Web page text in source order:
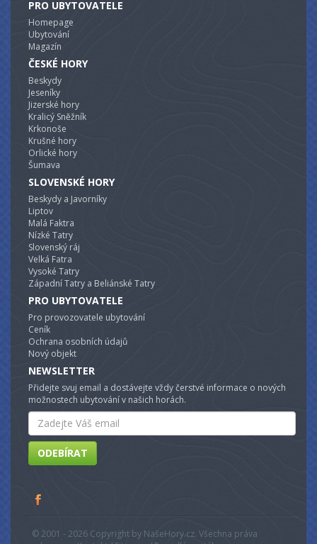
PRO UBYTOVATELE
Homepage
Ubytování
Magazín
ČESKÉ HORY
Beskydy
Jeseníky
Jizerské hory
Kralicý Sněžník
Krkonoše
Krušné hory
Orlické hory
Šumava
SLOVENSKÉ HORY
Beskydy a Javorníky
Liptov
Malá Faktra
Nízké Tatry
Slovenský ráj
Velká Fatra
Vysoké Tatry
Západní Tatry a Beliánské Tatry
PRO UBYTOVATELE
Pro provozovatele ubytování
Ceník
Ochrana osobních údajů
Nový objekt
NEWSLETTER
Přidejte svuj email a dostávejte vždy čerstvé informace o nových
možnostech ubytování v našich horách.
Email
ODEBÍRAT
© 2001 - 2026 Copyright by NašeHory.cz. Všechna práva